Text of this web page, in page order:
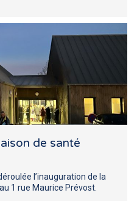
de santé
l’inauguration de la
1 rue Maurice Prévost.